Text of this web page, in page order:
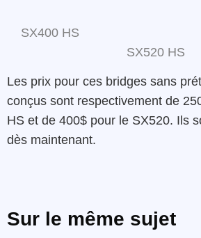
SX400
SX520 HS
Les prix pour ces bridges sans
conçus sont respectivement de
HS et de 400$ pour le SX520. Ils
dès maintenant.
Sur le même sujet